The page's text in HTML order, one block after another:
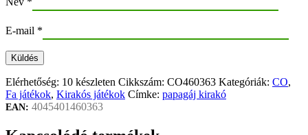
E-mail *
Elérhetőség: 10 készleten Cikkszám: CO460363 Kategóriák: CO,
Fa játékok, Kirakós játékok Címke: papagáj kirakó
EAN: 4045401460363